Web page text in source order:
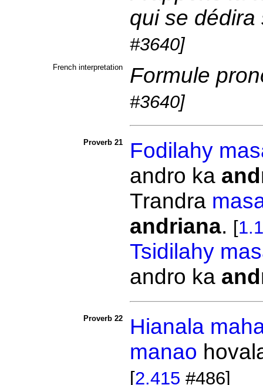
qui se
#3640]
French interpretation Formule
#3640]
Proverb 21 Fodilahy
andro ka
Trandra
andriana. [
Tsidilahy
andro ka
Proverb 22 Hianala
manao
[2.415 #486]